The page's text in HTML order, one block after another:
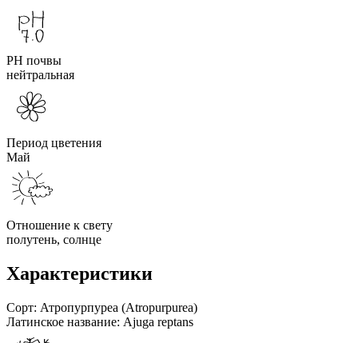
PH почвы
нейтральная
Период цветения
Май
Отношение к свету
полутень, солнце
Характеристики
Сорт: Атропурпуреа (Atropurpurea)
Латинское название: Ajuga reptans